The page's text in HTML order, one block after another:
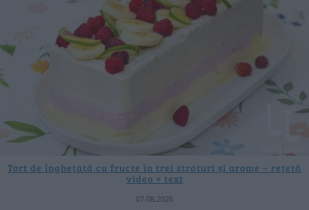
Tort de înghețată cu fructe în trei straturi și arome – rețetă
video + text
07.08.2026